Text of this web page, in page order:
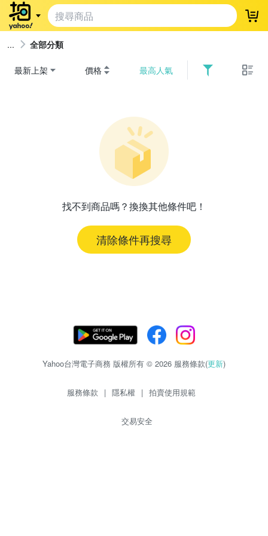
登
全部分類
最新上架 價格 最高人氣
找不到商品嗎？換換其他條件吧！
清除條件再搜尋
Yahoo台灣電子商務 版權所有 © 2026 服務條款(更新)
服務條款 | 隱私權 | 拍賣使用規範
交易安全